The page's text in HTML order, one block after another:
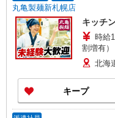
丸亀製麺新札幌店
キッチ
時給
割増有）
北海
キープ